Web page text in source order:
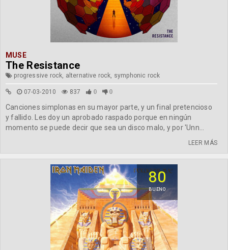
MUSE
The Resistance
progressive rock, alternative rock, symphonic rock
07-03-2010 837 0 0
Canciones simplonas en su mayor parte, y un final pretencioso
y fallido. Les doy un aprobado raspado porque en ningún
momento se puede decir que sea un disco malo, y por 'Unn...
LEER MÁS
80
BUENO